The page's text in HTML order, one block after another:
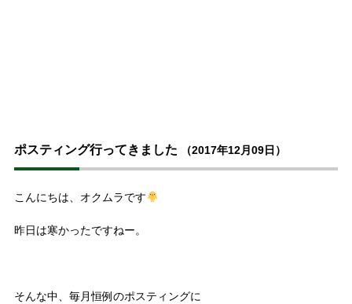
ポスティング行ってきました （2017年12月09日）
こんにちは、オクムラです
昨日は寒かったですねー。
そんな中、毎月恒例のポスティングに